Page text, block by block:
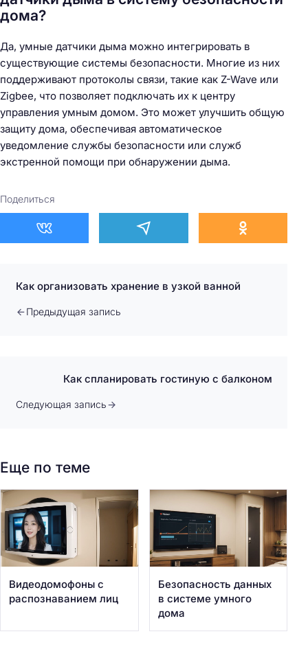
дома?
Да, умные датчики дыма можно интегрировать в
существующие системы безопасности. Многие из них
поддерживают протоколы связи, такие как Z-Wave или
Zigbee, что позволяет подключать их к центру
управления умным домом. Это может улучшить общую
защиту дома, обеспечивая автоматическое
уведомление службы безопасности или служб
экстренной помощи при обнаружении дыма.
Поделиться
Как организовать хранение в узкой ванной
Предыдущая запись
Как спланировать гостиную с балконом
Следующая запись
Еще по теме
Видеодомофоны с
распознаванием лиц
Безопасность данных
в системе умного
дома